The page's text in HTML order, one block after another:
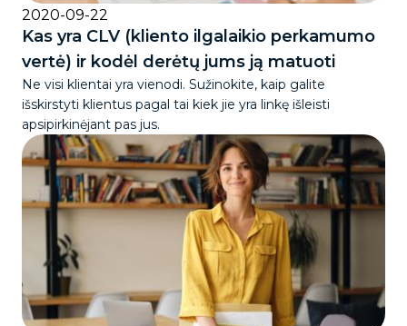
2020-09-22
Kas yra CLV (kliento ilgalaikio perkamumo
vertė) ir kodėl derėtų jums ją matuoti
Ne visi klientai yra vienodi. Sužinokite, kaip galite
išskirstyti klientus pagal tai kiek jie yra linkę išleisti
apsipirkinėjant pas jus.